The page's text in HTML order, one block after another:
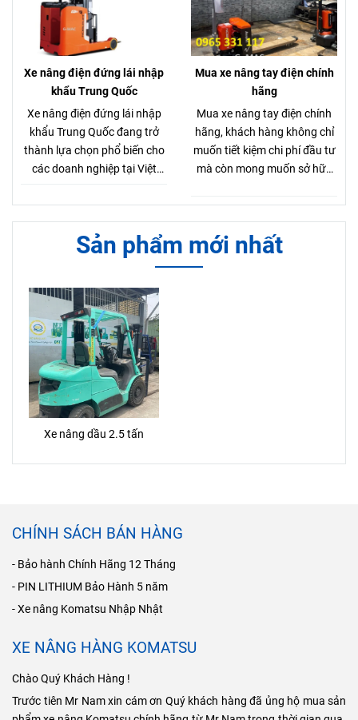
ngồi lái Trung Quốc vận hành
bằng bình ắc quy chì hoặc pin
Lithium, giúp tiết kiệm nhiên
liệu và thân thiện với môi
trường so với xe nâng dầu
axit hoặc pin Lithium-ion, tùy
thuộc vào model xe và công
nghệ sản xuất.
Xe nâng điện đứng lái nhập
khẩu Trung Quốc
Xe nâng điện đứng lái nhập
khẩu Trung Quốc đang trở
thành lựa chọn phổ biến cho
các doanh nghiệp tại Việt
vận hành linh hoạt và giá
thành hợp lý, dòng xe nâng
điện đứng lái nhập khẩu
Trung Quốc này mang đến
dỡ, nâng hạ hàng hóa tại kho
xưởng, siêu thị, nhà máy và
trung tâm logistics.
Mua xe nâng tay điện chính
hãng
Mua xe nâng tay điện chính
hãng, khách hàng không chỉ
muốn tiết kiệm chi phí đầu tư
mà còn mong muốn sở hữu
và hiệu quả.Vậy làm sao để
chọn mua xe nâng tay điện
chính hãng với mức giá hợp
Sản phẩm mới nhất
Xe nâng dầu 2.5 tấn
CHÍNH SÁCH BÁN HÀNG
- Bảo hành Chính Hãng 12 Tháng
- PIN LITHIUM Bảo Hành 5 năm
- Xe nâng Komatsu Nhập Nhật
XE NÂNG HÀNG KOMATSU
Chào Quý Khách Hàng !
Trước tiên Mr Nam xin cám ơn Quý khách hàng đã ủng hộ mua sản